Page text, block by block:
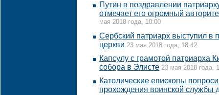
Путин в поздравлении
отмечает его огромный
мая 2018 года, 10:00
Сербский патриарх выступил в
церкви 23 мая 2018 года, 18:42
Капсулу с грамотой патриарха
собора в Элисте 23 мая 2018 года,
Католические епископы
прохождения воинской службы